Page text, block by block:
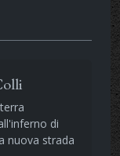
di
nuova strada